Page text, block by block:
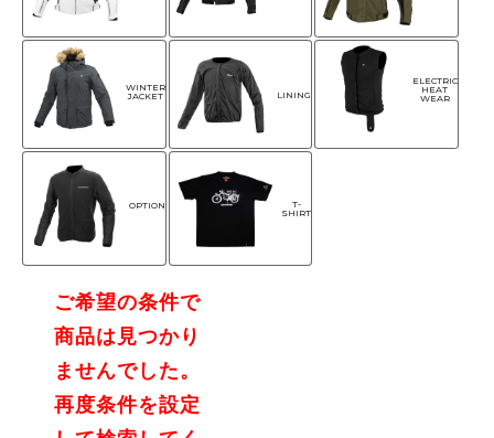
WINTER
JACKET
LINING
ELECTRIC
HEAT
WEAR
OPTION
T-
SHIRT
ご希望の条件で
商品は見つかり
ませんでした。
再度条件を設定